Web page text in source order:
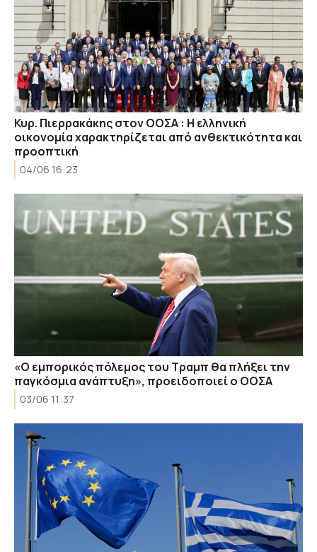
Κυρ. Πιερρακάκης στον ΟΟΣΑ : Η ελληνική
οικονομία χαρακτηρίζεται από ανθεκτικότητα και
προοπτική
04/06 16:23
«Ο εμπορικός πόλεμος του Τραμπ θα πλήξει την
παγκόσμια ανάπτυξη», προειδοποιεί ο ΟΟΣΑ
03/06 11:37